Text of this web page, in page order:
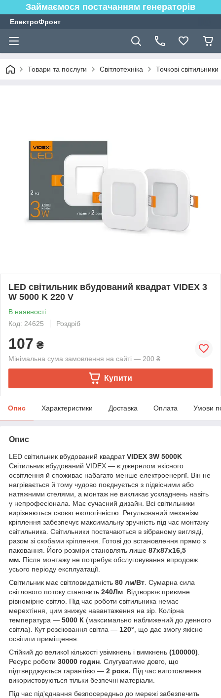
Займаємося постачанням генераторів
ЕлектроФронт
Товари та послуги Світлотехніка Точкові
LED світильник вбудований квадрат VIDEX 3
W 5000 K 220 V
В наявності
Код: 24625
Роздріб
107 ₴
Мінімальна сума замовлення на сайті — 200 ₴
Купити
Опис Характеристики Доставка Оплата Умови
Опис
LED світильник вбудований квадратVIDEX 3W 5000K
Світильник вбудований VIDEX — є джерелом якісного
освітлення й споживає набагато менше електроенергії. Він не
нагрівається й тому чудово поєднується з підвісними або
натяжними стелями, а монтаж не викликає ускладнень навіть
у непрофесіонала. Має сучасний дизайн. Всі світильники
вирізняються своєю екологічністю. Регульований механізм
кріплення забезпечує максимальну зручність під час монтажу
світильника. Світильники постачаються в зібраному вигляді,
разом зі скобами кріплення. Готові до встановлення прямо з
паковання. Його розміри становлять лише 87x87x16,5
мм. Після монтажу не потребує обслуговування впродовж
усього періоду експлуатації.
Світильник має світловидатність 80 лм/Вт . Сумарна сила
світлового потоку становить 240Лм . Відтворює приємне
рівномірне світло. Під час роботи світильника немає
мерехтіння, цим знижує навантаження на зір. Колірна
температура — 5000 К (максимально наближений до денного
світла). Кут розсіювання світла — 120° , що дає змогу якісно
освітити приміщення.
Стійкий до великої кількості увімкнень і вимкнень (100000)
Ресурс роботи 30000 годин . Слугуватиме довго, що
підтверджується гарантією — 2 роки. Під час виготовлення
використовуються тільки безпечні матеріали.
Під час під'єднання безпосередньо до мережі забезпечить